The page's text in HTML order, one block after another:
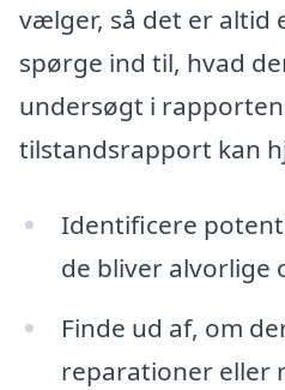
vælger, så det er altid
spørge ind til, hvad
undersøgt i
tilstandsrapport kan
Identificere
de bliver alvorlige
Finde ud af, om
reparationer eller